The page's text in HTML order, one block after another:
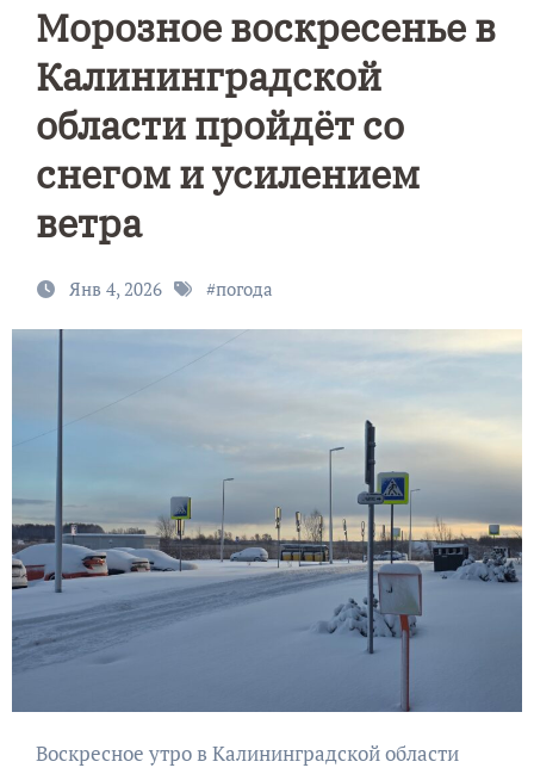
Морозное воскресенье в
Калининградской
области пройдёт со
снегом и усилением
ветра
Янв 4, 2026 #погода
Воскресное утро в Калининградской области